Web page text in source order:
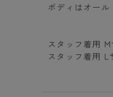
ボディはオー
スタッフ着用
スタッフ着用 L